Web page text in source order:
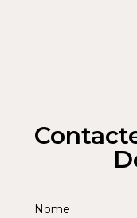
Nome